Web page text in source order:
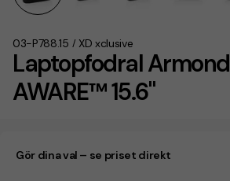
Laptopfodral Armond
AWARE™ 15.6"
03-P788.15 / XD xclusive
Gör dina val – se priset direkt